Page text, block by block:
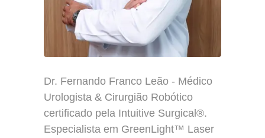
Dr. Fernando Franco Leão - Médico
Urologista & Cirurgião Robótico
certificado pela Intuitive Surgical®.
Especialista em GreenLight™ Laser